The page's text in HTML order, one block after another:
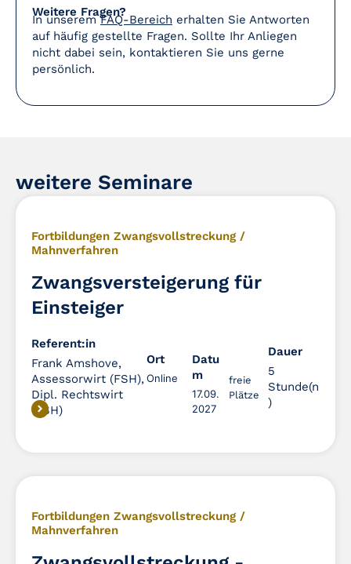
Weitere Fragen?
In unseremFAQ-Bereich erhalten Sie Antworten
auf häufig gestellte Fragen. Sollte Ihr Anliegen
nicht dabei sein, kontaktieren Sie uns gerne
persönlich.
weitere Seminare
Fortbildungen Zwangsvollstreckung /
Mahnverfahren
Zwangsversteigerung für
Einsteiger
Referent:in
Frank Amshove,
Assessorwirt (FSH),
Dipl. Rechtswirt
(FSH)
Ort
Online
Datu
m
17.09.
2027
freie
Plätze
Dauer
5
Stunde(n
)
Fortbildungen Zwangsvollstreckung /
Mahnverfahren